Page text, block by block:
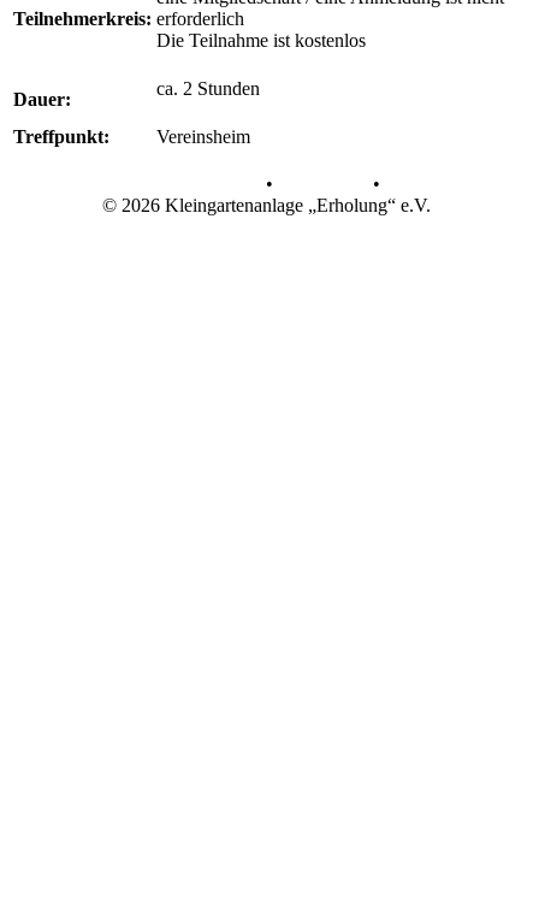
Teilnehmerkreis: erforderlich
Die Teilnahme ist kostenlos
Dauer:
ca. 2 Stunden
Treffpunkt: Vereinsheim
•
•
© 2026 Kleingartenanlage „Erholung“ e.V.